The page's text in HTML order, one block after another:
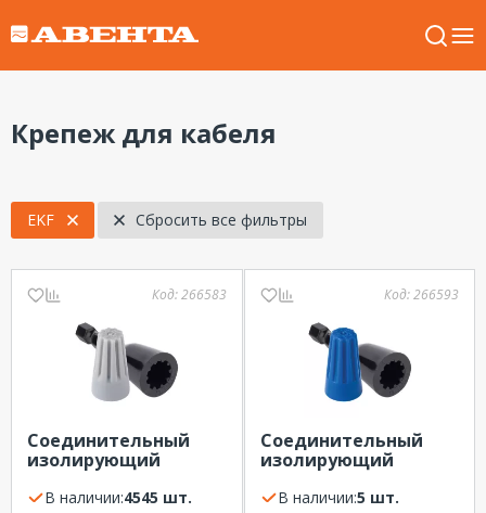
Крепеж для кабеля
EKF Сбросить все фильтры
Код:266583
Соединительный
изолирующий
2,75мм2) серый
В наличии:
4545 шт.
Код:266593
Соединительный
изолирующий
3,75мм2) синий
В наличии:
5 шт.